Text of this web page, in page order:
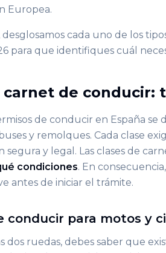
Europea.
cada uno de los
para que identifiques cuál
carnet de conducir:
de conducir en España
y remolques. Cada clase
segura y legal. Las clases de
condiciones. En
antes de iniciar el trámite.
conducir para motos y
dos ruedas, debes saber que